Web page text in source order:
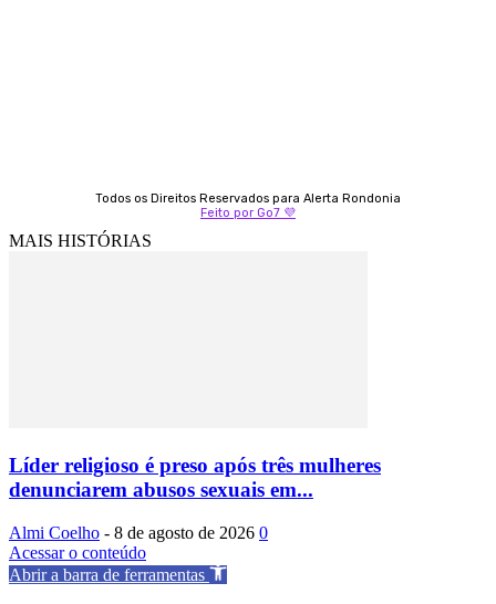
Todos os Direitos Reservados para Alerta Rondonia
Feito por Go7 💜
MAIS HISTÓRIAS
Líder religioso é preso após três mulheres
denunciarem abusos sexuais em...
Almi Coelho - 8 de agosto de 2026 0
Acessar o conteúdo
Abrir a barra de ferramentas